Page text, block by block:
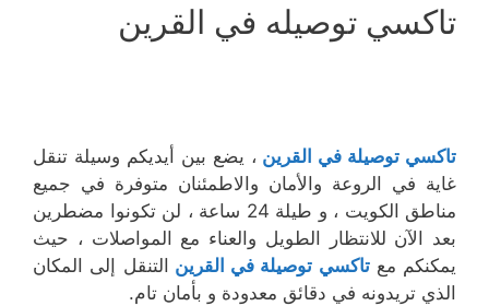
تاكسي توصيله في القرين
تاكسي توصيلة في القرين ، يضع بين أيديكم وسيلة تنقل
غاية في الروعة والأمان والاطمئنان متوفرة في جميع
مناطق الكويت ، و طيلة 24 ساعة ، لن تكونوا مضطرين
بعد الآن للانتظار الطويل والعناء مع المواصلات ، حيث
يمكنكم معتاكسي توصيلة في القرين التنقل إلى المكان
الذي تريدونه في دقائق معدودة و بأمان تام.